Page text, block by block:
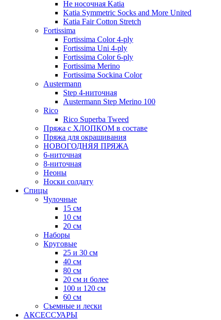
Не носочная Katia
Katia Symmetric Socks and More United
Katia Fair Cotton Stretch
Fortissima
Fortissima Color 4-ply
Fortissima Uni 4-ply
Fortissima Color 6-ply
Fortissima Merino
Fortissima Sockina Color
Austermann
Step 4-ниточная
Austermann Step Merino 100
Rico
Rico Superba Tweed
Пряжа с ХЛОПКОМ в составе
Пряжа для окрашивания
НОВОГОДНЯЯ ПРЯЖА
6-ниточная
8-ниточная
Неоны
Носки солдату
Спицы
Чулочные
15 см
10 см
20 см
Наборы
Круговые
25 и 30 см
40 см
80 см
20 см и более
100 и 120 см
60 см
Съемные и лески
АКСЕССУАРЫ